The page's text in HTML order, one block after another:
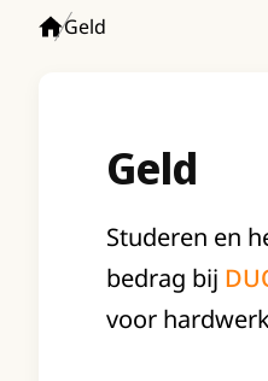
Geld
Geld
Studeren en
bedrag bij
voor